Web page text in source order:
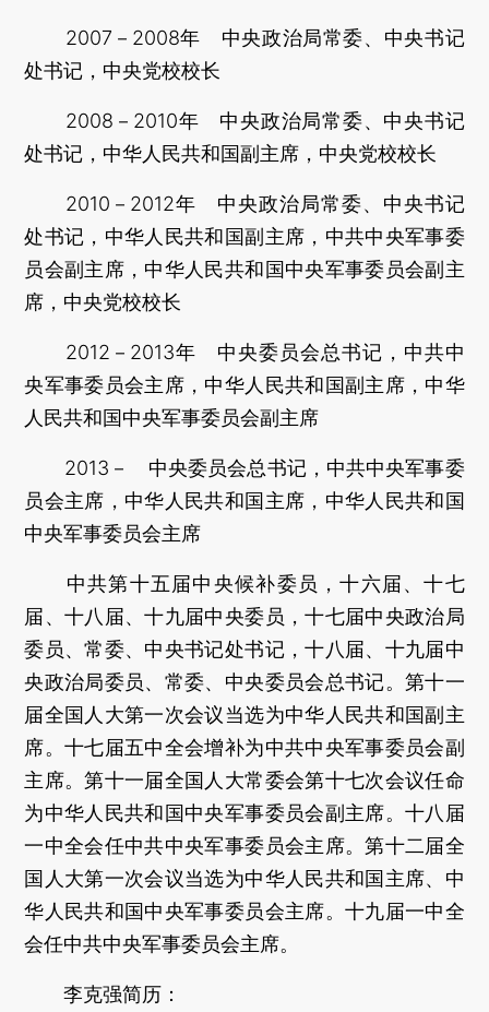
2007－2008年 中央政治局常委、中央书记
处书记，中央党校校长
2008－2010年 中央政治局常委、中央书记
处书记，中华人民共和国副主席，中央党校校长
2010－2012年 中央政治局常委、中央书记
处书记，中华人民共和国副主席，中共中央军事委
员会副主席，中华人民共和国中央军事委员会副主
席，中央党校校长
2012－2013年 中央委员会总书记，中共中
央军事委员会主席，中华人民共和国副主席，中华
人民共和国中央军事委员会副主席
2013－ 中央委员会总书记，中共中央军事委
员会主席，中华人民共和国主席，中华人民共和国
中央军事委员会主席
中共第十五届中央候补委员，十六届、十七
届、十八届、十九届中央委员，十七届中央政治局
委员、常委、中央书记处书记，十八届、十九届中
央政治局委员、常委、中央委员会总书记。第十一
届全国人大第一次会议当选为中华人民共和国副主
席。十七届五中全会增补为中共中央军事委员会副
主席。第十一届全国人大常委会第十七次会议任命
为中华人民共和国中央军事委员会副主席。十八届
一中全会任中共中央军事委员会主席。第十二届全
国人大第一次会议当选为中华人民共和国主席、中
华人民共和国中央军事委员会主席。十九届一中全
会任中共中央军事委员会主席。
李克强简历：